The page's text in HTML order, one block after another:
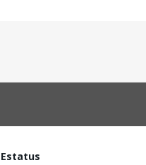
Estatus